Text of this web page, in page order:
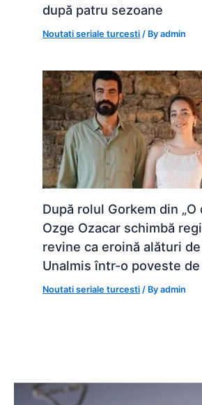
după patru sezoane
Noutati seriale turcesti / Byadmin
După rolul Gorkem din „O
Ozge Ozacar schimbă
revine ca eroină alături
Unalmis într-o poveste
Noutati seriale turcesti / Byadmin